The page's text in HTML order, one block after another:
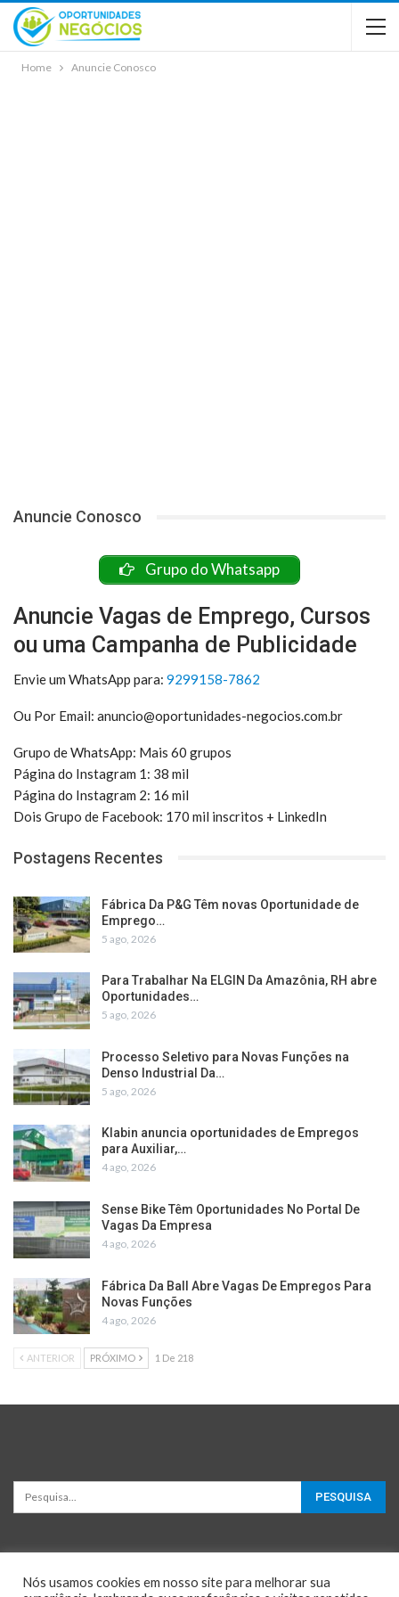
Home Anuncie Conosco
Anuncie Conosco
Grupo do Whatsapp
Anuncie Vagas de Emprego, Cursos
ou uma Campanha de Publicidade
Envie um WhatsApp para: 9299158-7862
Ou Por Email: anuncio@oportunidades-negocios.com.br
Grupo de WhatsApp: Mais 60 grupos
Página do Instagram 1: 38 mil
Página do Instagram 2: 16 mil
Dois Grupo de Facebook: 170 mil inscritos + LinkedIn
Postagens Recentes
Fábrica Da P&G Têm novas Oportunidade de
Emprego…
5 ago, 2026
Para Trabalhar Na ELGIN Da Amazônia, RH abre
Oportunidades…
5 ago, 2026
Processo Seletivo para Novas Funções na
Denso Industrial Da…
5 ago, 2026
Klabin anuncia oportunidades de Empregos
para Auxiliar,…
4 ago, 2026
Sense Bike Têm Oportunidades No Portal De
Vagas Da Empresa
4 ago, 2026
Fábrica Da Ball Abre Vagas De Empregos Para
Novas Funções
4 ago, 2026
ANTERIOR PRÓXIMO 1 De 218
Nós usamos cookies em nosso site para melhorar sua